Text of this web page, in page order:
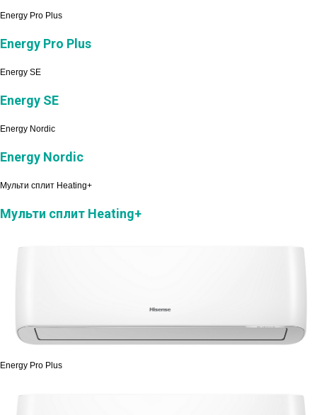
Energy Pro Plus
Energy Pro Plus
Energy SE
Energy SE
Energy Nordic
Energy Nordic
Мульти сплит Heating+
Мульти сплит Heating+
Energy Pro Plus